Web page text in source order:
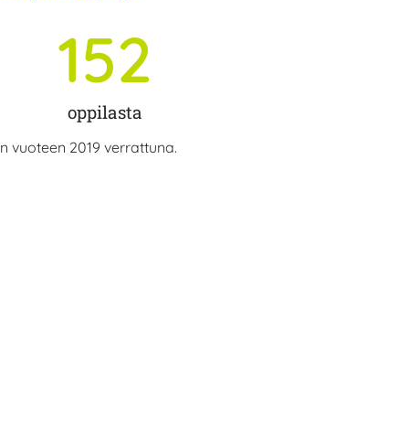
oppilasta
152
vuoteen 2019 verrattuna.